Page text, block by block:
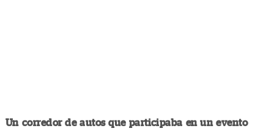
Un corredor de autos que participaba en un evento